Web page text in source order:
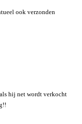
ook verzonden
hij net wordt verkocht